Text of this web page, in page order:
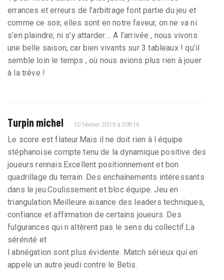
errances et erreurs de l’arbitrage font partie du jeu et
comme ce soir, elles sont en notre faveur, on ne va ni
s’en plaindre, ni s’y attarder.... A l’arrivée , nous vivons
une belle saison, car bien vivants sur 3 tableaux ! qu’il
semble loin le temps , où nous avions plus rien à jouer
à la trêve !
Turpin michel 10 février 2019 à 20h16
Le score est flateur.Mais il ne doit rien à l équipe
stéphanoise compte tenu de la dynamique positive des
joueurs rennais.Excellent positionnement et bon
quadrillage du terrain .Des enchaînements intéressants
dans le jeu.Coulissement et bloc équipe. Jeu en
triangulation.Meilleure aisance des leaders techniques,
confiance et affirmation de certains joueurs .Des
fulgurances qui n altèrent pas le sens du collectif.La
sérénité et
l abnégation sont plus évidente. Match sérieux qui en
appele un autre jeudi contre le Betis.